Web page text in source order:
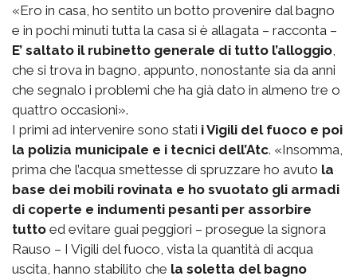
«Ero in casa, ho sentito un botto provenire dal bagno
e in pochi minuti tutta la casa si è allagata – racconta –
E’ saltato il rubinetto generale di tutto l’alloggio,
che si trova in bagno, appunto, nonostante sia da anni
che segnalo i problemi che ha già dato in almeno tre o
quattro occasioni».
I primi ad intervenire sono stati i Vigili del fuoco e poi
la polizia municipale e i tecnici dell’Atc. «Insomma,
prima che l’acqua smettesse di spruzzare ho avuto la
base dei mobili rovinata e ho svuotato gli armadi
di coperte e indumenti pesanti per assorbire
tutto ed evitare guai peggiori – prosegue la signora
Rauso – I Vigili del fuoco, vista la quantità di acqua
uscita, hanno stabilito che la soletta del bagno